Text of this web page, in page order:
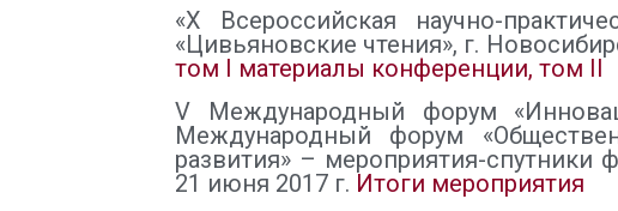
«X Всероссийская научно-
«Цивьяновские чтения», г.
том I материалы конференции, том II
V Международный форум
Международный форум
развития» – мероприятия-спутники
21 июня 2017 г. Итоги мероприятия